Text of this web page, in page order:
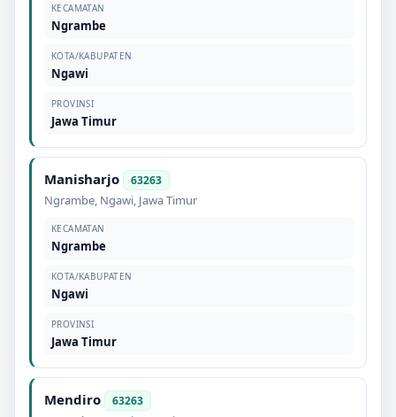
KECAMATAN
Ngrambe
KOTA/KABUPATEN
Ngawi
PROVINSI
Jawa Timur
Manisharjo 63263
Ngrambe, Ngawi, Jawa Timur
KECAMATAN
Ngrambe
KOTA/KABUPATEN
Ngawi
PROVINSI
Jawa Timur
Mendiro 63263